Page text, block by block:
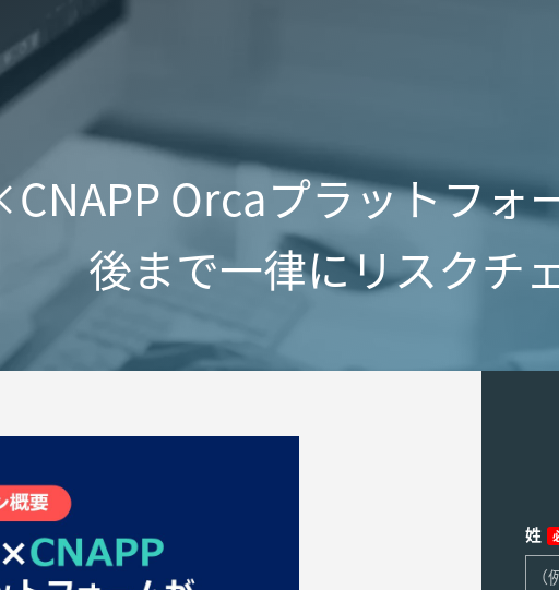
Orcaプラットフォ
後まで一律にリスクチ
姓